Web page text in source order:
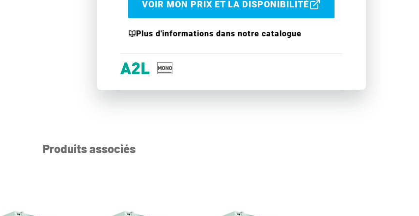
VOIR MON PRIX ET LA DISPONIBILITÉ
Plus d'informations dans notre catalogue
Produits associés